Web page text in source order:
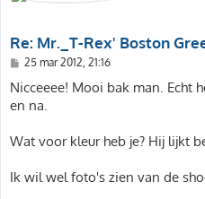
Re: Mr._T-Rex' Boston
B
r
i
c
25 mar 2012, 21:16
Nicceeee! Mooi bak man. Echt
en na.
Wat voor kleur heb je? Hij lijkt
Ik wil wel foto's zien van de